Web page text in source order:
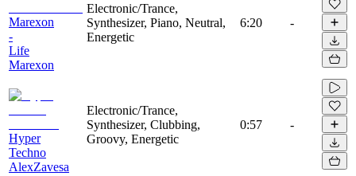
Marexon
-
Life
Marexon
Electronic/Trance,
Synthesizer, Piano, Neutral,
Energetic
6:20 -
Hyper
Techno
AlexZavesa
Electronic/Trance,
Synthesizer, Clubbing,
Groovy, Energetic
0:57 -